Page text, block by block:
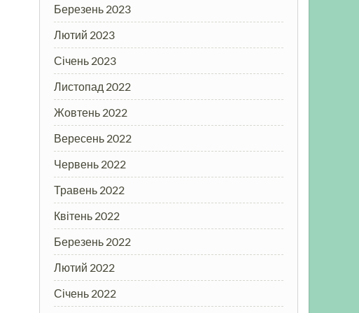
Березень 2023
Лютий 2023
Січень 2023
Листопад 2022
Жовтень 2022
Вересень 2022
Червень 2022
Травень 2022
Квітень 2022
Березень 2022
Лютий 2022
Січень 2022